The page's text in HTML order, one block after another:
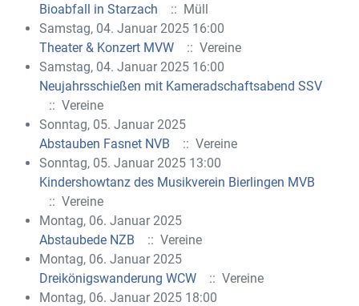
Bioabfall in Starzach
:: Müll
Samstag, 04. Januar 2025 16:00
Theater & Konzert MVW
:: Vereine
Samstag, 04. Januar 2025 16:00
Neujahrsschießen mit Kameradschaftsabend SSV
:: Vereine
Sonntag, 05. Januar 2025
Abstauben Fasnet NVB
:: Vereine
Sonntag, 05. Januar 2025 13:00
Kindershowtanz des Musikverein Bierlingen MVB
:: Vereine
Montag, 06. Januar 2025
Abstaubede NZB
:: Vereine
Montag, 06. Januar 2025
Dreikönigswanderung WCW
:: Vereine
Montag, 06. Januar 2025 18:00